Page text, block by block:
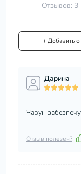
Отзывов: 3
+ Добавить
Дарина
Чавун
Отзыв полезен?